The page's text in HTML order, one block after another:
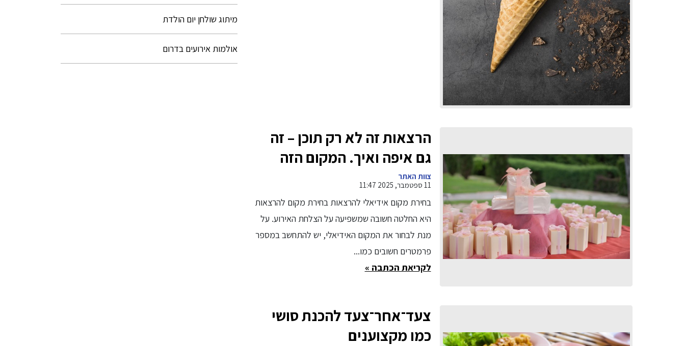
הרצאות זה לא רק תוכן – זה
גם איפה ואיך. המקום הזה
מוכיח את זה בענק
צוות האתר
11 ספטמבר, 2025 11:47
בחירת מקום אידיאלי להרצאות בחירת מקום להרצאות
היא החלטה חשובה שמשפיעה על הצלחת האירוע. על
מנת לבחור את המקום האידיאלי, יש להתחשב במספר
פרמטרים חשובים כמו...
לקריאת הכתבה »
צעד־אחר־צעד להכנת סושי
כמו מקצוענים
מיתוג שולחן יום הולדת
אולמות אירועים בדרום